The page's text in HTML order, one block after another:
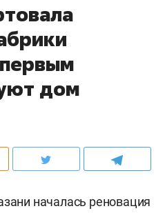
дом
началась реновация